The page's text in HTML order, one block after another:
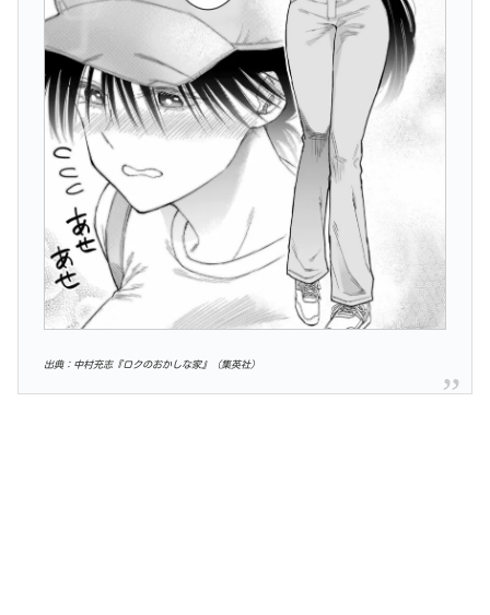
出典：中村充志『ロクのおかしな家』（集英社）